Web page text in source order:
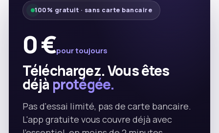
100% gratuit · sans carte bancaire
0 €pour toujours
Téléchargez. Vous êtes
déjà protégée.
Pas d'essai limité, pas de carte bancaire.
L'app gratuite vous couvre déjà avec